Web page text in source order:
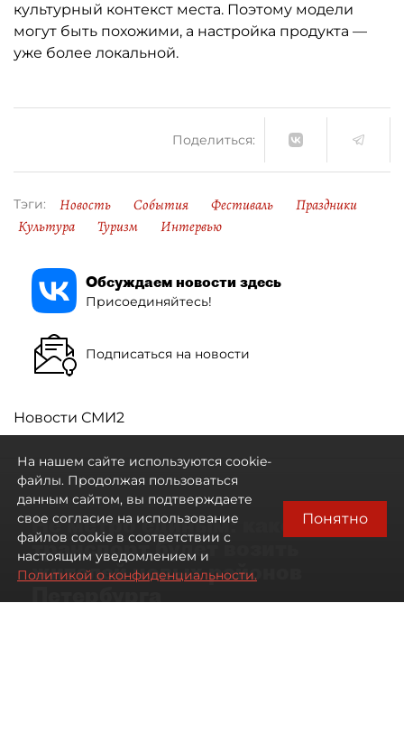
культурный контекст места. Поэтому модели
могут быть похожими, а настройка продукта —
уже более локальной.
Поделиться:
Тэги: Новость События Фестиваль
Праздники
Культура
Туризм Интервью
Обсуждаем новости здесь
Присоединяйтесь!
Подписаться на новости
Новости СМИ2
Не метро единым: какой
транспорт будет возить
жителей новых районов
Петербурга
На нашем сайте используются cookie-
файлы. Продолжая пользоваться
данным сайтом, вы подтверждаете
свое согласие на использование
файлов cookie в соответствии с
настоящим уведомлением и
Политикой о конфиденциальности.
Понятно